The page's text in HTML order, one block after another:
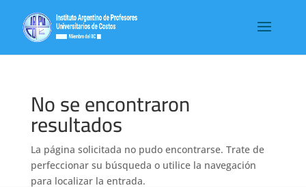
No se encontraron
resultados
La página solicitada no pudo encontrarse. Trate de
perfeccionar su búsqueda o utilice la navegación
para localizar la entrada.